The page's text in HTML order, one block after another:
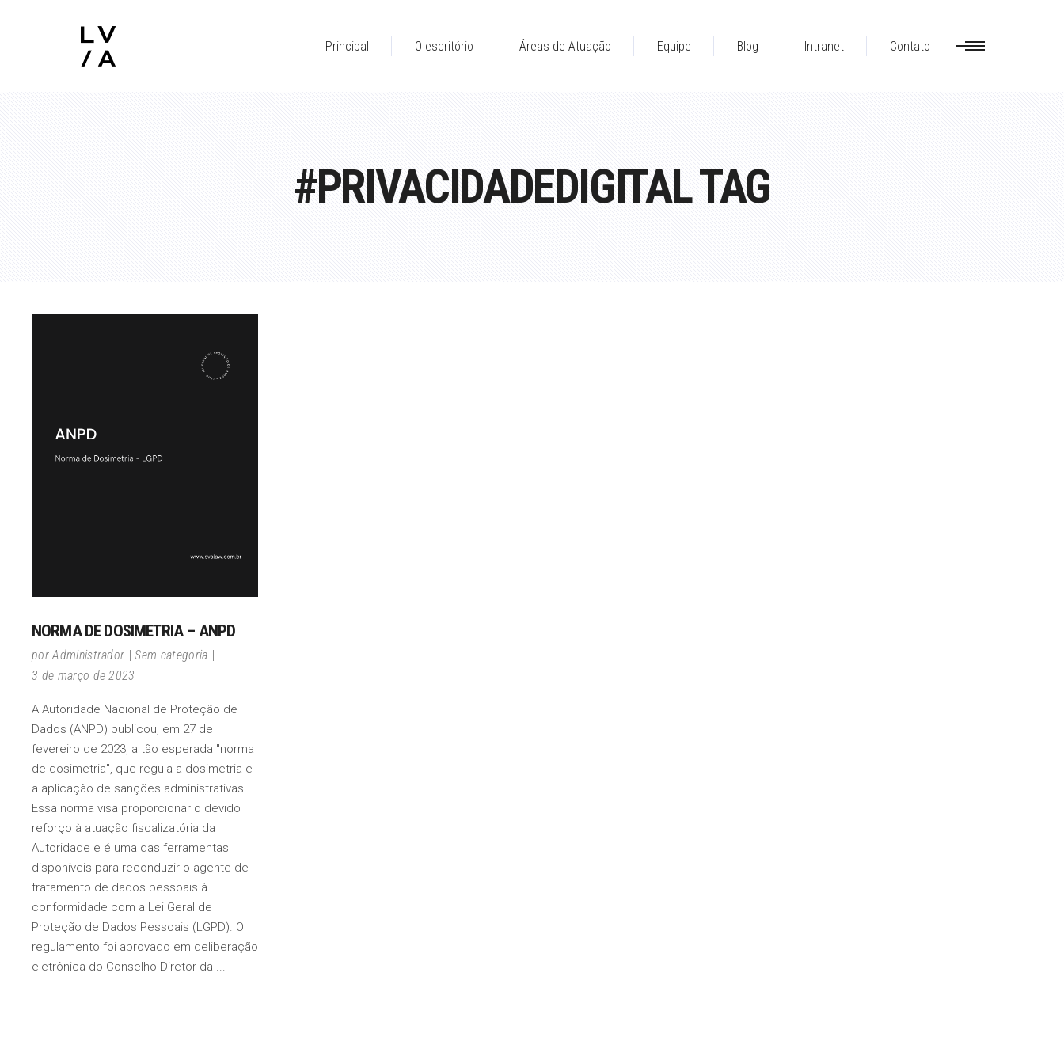
Principal O escritório Áreas de Atuação Equipe Blog Intranet Contato
#PRIVACIDADEDIGITAL TAG
NORMA DE DOSIMETRIA – ANPD
porAdministrador
Sem categoria
3 de março de 2023
A Autoridade Nacional de Proteção de
Dados (ANPD) publicou, em 27 de
fevereiro de 2023, a tão esperada "norma
de dosimetria", que regula a dosimetria e
a aplicação de sanções administrativas.
Essa norma visa proporcionar o devido
reforço à atuação fiscalizatória da
Autoridade e é uma das ferramentas
disponíveis para reconduzir o agente de
tratamento de dados pessoais à
conformidade com a Lei Geral de
Proteção de Dados Pessoais (LGPD). O
regulamento foi aprovado em deliberação
eletrônica do Conselho Diretor da